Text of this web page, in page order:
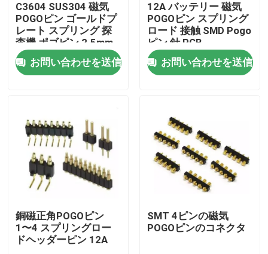
プロダクト
私達について
品質管理
C3604 SUS304 磁気
POGOピン ゴールドプ
レート スプリング 探
査機 ポゴピン 2.5mm
ピッチ
お問い合わせを送信
12A バッテリー 磁気
POGOピン スプリング
ロード 接触 SMD Pogo
ピン 針 PCB
お問い合わせを送信
銅磁正角POGOピン
1〜4 スプリングロー
ドヘッダーピン 12A
SMT 4ピンの磁気
POGOピンのコネクタ